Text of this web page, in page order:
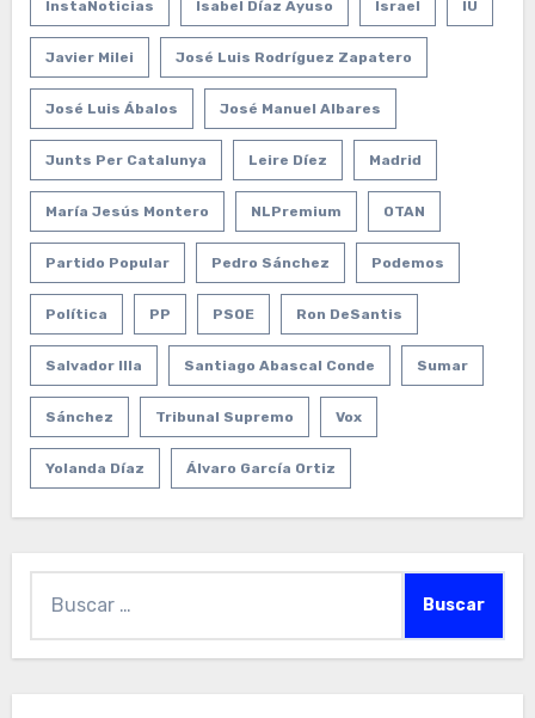
InstaNoticias Isabel Díaz Ayuso Israel IU
Javier Milei José Luis Rodríguez Zapatero
José Luis Ábalos José Manuel Albares
Junts Per Catalunya Leire Díez Madrid
María Jesús Montero NLPremium OTAN
Partido Popular Pedro Sánchez Podemos
Política PP PSOE Ron DeSantis
Salvador Illa Santiago Abascal Conde Sumar
Sánchez Tribunal Supremo Vox
Yolanda Díaz Álvaro García Ortiz